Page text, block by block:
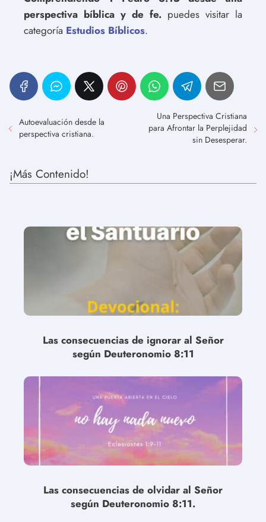
perspectiva bíblica y de fe. puedes visitar la
categoría Estudios Bíblicos.
Autoevaluación desde la
perspectiva cristiana.
Una Perspectiva Cristiana
para Afrontar la Perplejidad
sin Desesperar.
¡Más Contenido!
Las consecuencias de ignorar al Señor
según Deuteronomio 8:11
Las consecuencias de olvidar al Señor
según Deuteronomio 8:11.